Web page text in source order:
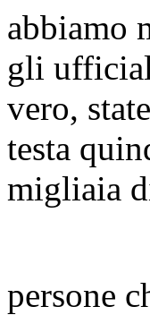
abbiamo
gli
vero,
testa
migliaia
persone